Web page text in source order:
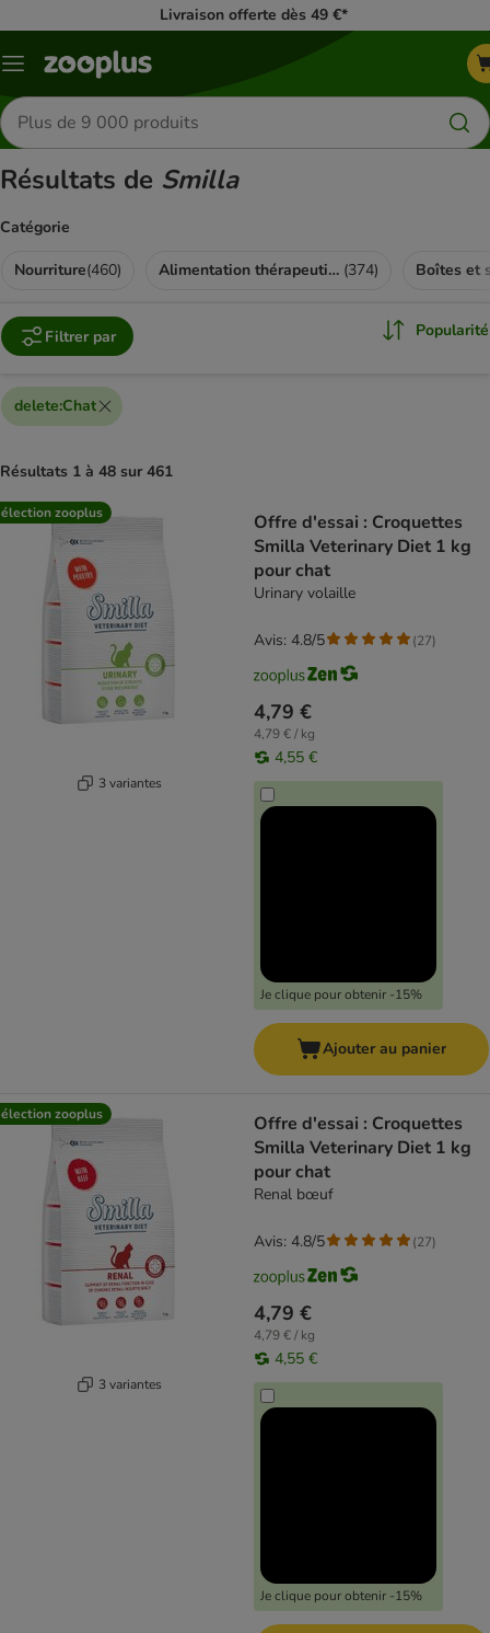
Livraison offerte dès 49 €*
Menu
Rechercher
des
produits
Résultats de Smilla
Catégorie
Nourriture(460) Alimentation thérapeutique (374) Boîtes et
Filtrer par Popularité
delete:Chat
Résultats 1 à 48 sur 461
product items have been changed
zooplus
3 variantes
Offre d'essai : Croquettes
Smilla Veterinary Diet 1 kg
pour chat
Urinary volaille
4,79 €
4,79 € / kg
4,55 €
Je clique pour obtenir -15%
Avis: 4.8/5 (27)
Ajouter au panier
zooplus
3 variantes
Offre d'essai : Croquettes
Smilla Veterinary Diet 1 kg
pour chat
Renal bœuf
4,79 €
4,79 € / kg
4,55 €
Je clique pour obtenir -15%
Avis: 4.8/5 (27)